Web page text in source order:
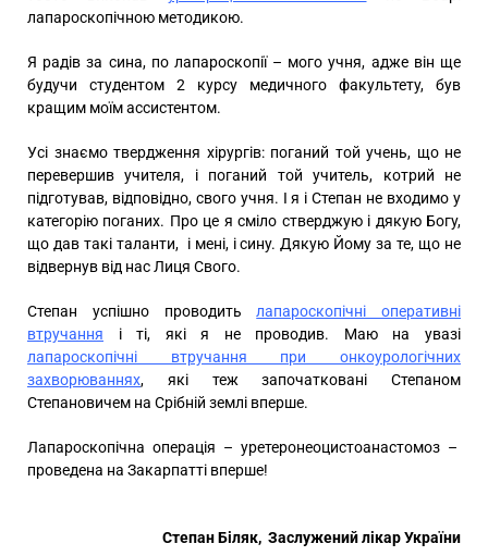
лапароскопічною методикою.
Я радів за сина, по лапароскопії – мого учня, адже він ще
будучи студентом 2 курсу медичного факультету, був
кращим моїм ассистентом.
Усі знаємо твердження хірургів: поганий той учень, що не
перевершив учителя, і поганий той учитель, котрий не
підготував, відповідно, свого учня. І я і Степан не входимо у
категорію поганих. Про це я сміло стверджую і дякую Богу,
що дав такі таланти, і мені, і сину. Дякую Йому за те, що не
відвернув від нас Лиця Свого.
Степан успішно проводить
лапароскопічні оперативні
втручання і ті, які я не проводив. Маю на увазі
лапароскопічні втручання при онкоурологічних
захворюваннях, які теж започатковані Степаном
Степановичем на Срібній землі вперше.
Лапароскопічна операція – уретеронеоцистоанастомоз –
проведена на Закарпатті вперше!
Степан Біляк, Заслужений лікар України